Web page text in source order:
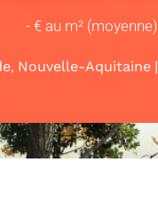
- € au m² (moyenne)
, Nouvelle-Aquitaine |